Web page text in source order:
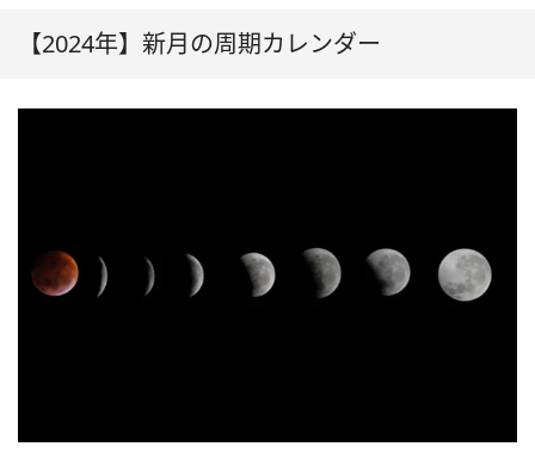
【2024年】新月の周期カレンダー